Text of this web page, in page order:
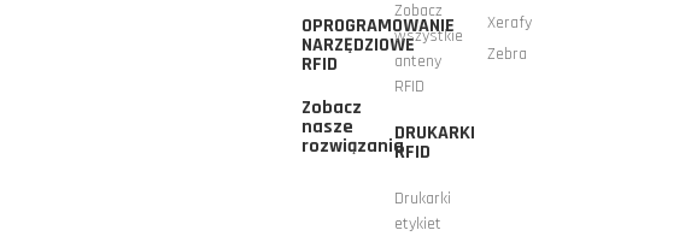
OPROGRAMOWANIE
NARZĘDZIOWE
RFID
Zobacz
nasze
rozwiązania
Zobacz
wszystkie
anteny
RFID
DRUKARKI
RFID
Drukarki
etykiet
Xerafy
Zebra